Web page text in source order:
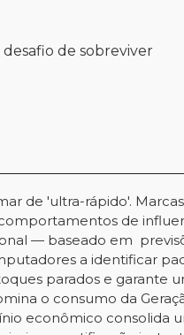
de sobreviver
de 'ultra-rápido'.
de
— baseado em
a identificar
parados e garante
o consumo da
econômico consolida